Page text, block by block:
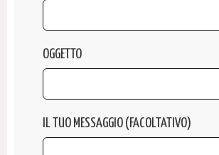
OGGETTO
IL TUO MESSAGGIO (FACOLTATIVO)